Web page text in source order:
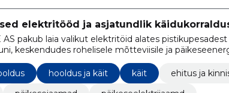
elektritööd ja asjatundlik
AS pakub laia valikut elektritöid alates pistikupesadest
keskendudes rohelisele mõtteviisile ja
laadijate lahendustele.
hooldus ja käit käit
ehitus ja